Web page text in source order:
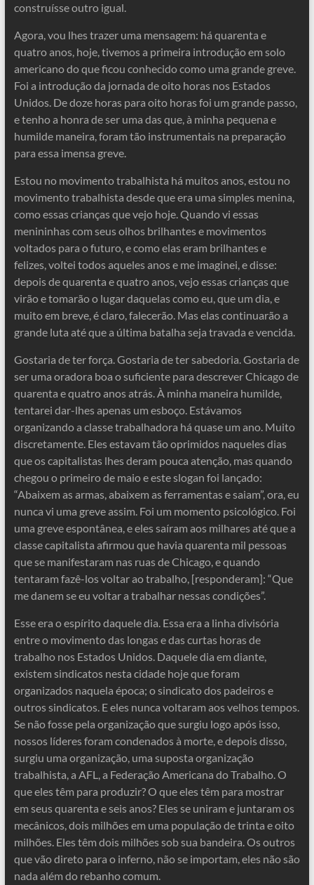
construísse outro igual.
Agora, vou lhes trazer uma mensagem: há quarenta e
quatro anos, hoje, tivemos a primeira introdução em solo
americano do que ficou conhecido como uma grande greve.
Foi a introdução da jornada de oito horas nos Estados
Unidos. De doze horas para oito horas foi um grande passo,
e tenho a honra de ser uma das que, à minha pequena e
humilde maneira, foram tão instrumentais na preparação
para essa imensa greve.
Estou no movimento trabalhista há muitos anos, estou no
movimento trabalhista desde que era uma simples menina,
como essas crianças que vejo hoje. Quando vi essas
menininhas com seus olhos brilhantes e movimentos
voltados para o futuro, e como elas eram brilhantes e
felizes, voltei todos aqueles anos e me imaginei, e disse:
depois de quarenta e quatro anos, vejo essas crianças que
virão e tomarão o lugar daquelas como eu, que um dia, e
muito em breve, é claro, falecerão. Mas elas continuarão a
grande luta até que a última batalha seja travada e vencida.
Gostaria de ter força. Gostaria de ter sabedoria. Gostaria de
ser uma oradora boa o suficiente para descrever Chicago de
quarenta e quatro anos atrás. À minha maneira humilde,
tentarei dar-lhes apenas um esboço. Estávamos
organizando a classe trabalhadora há quase um ano. Muito
discretamente. Eles estavam tão oprimidos naqueles dias
que os capitalistas lhes deram pouca atenção, mas quando
chegou o primeiro de maio e este slogan foi lançado:
“Abaixem as armas, abaixem as ferramentas e saiam”, ora, eu
nunca vi uma greve assim. Foi um momento psicológico. Foi
uma greve espontânea, e eles saíram aos milhares até que a
classe capitalista afirmou que havia quarenta mil pessoas
que se manifestaram nas ruas de Chicago, e quando
tentaram fazê-los voltar ao trabalho, [responderam]: “Que
me danem se eu voltar a trabalhar nessas condições”.
Esse era o espírito daquele dia. Essa era a linha divisória
entre o movimento das longas e das curtas horas de
trabalho nos Estados Unidos. Daquele dia em diante,
existem sindicatos nesta cidade hoje que foram
organizados naquela época; o sindicato dos padeiros e
outros sindicatos. E eles nunca voltaram aos velhos tempos.
Se não fosse pela organização que surgiu logo após isso,
nossos líderes foram condenados à morte, e depois disso,
surgiu uma organização, uma suposta organização
trabalhista, a AFL, a Federação Americana do Trabalho. O
que eles têm para produzir? O que eles têm para mostrar
em seus quarenta e seis anos? Eles se uniram e juntaram os
mecânicos, dois milhões em uma população de trinta e oito
milhões. Eles têm dois milhões sob sua bandeira. Os outros
que vão direto para o inferno, não se importam, eles não são
nada além do rebanho comum.